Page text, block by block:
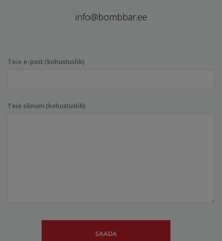
info@bombbar.ee
Teie e-post (kohustuslik)
Teie sõnum (kohustuslik)